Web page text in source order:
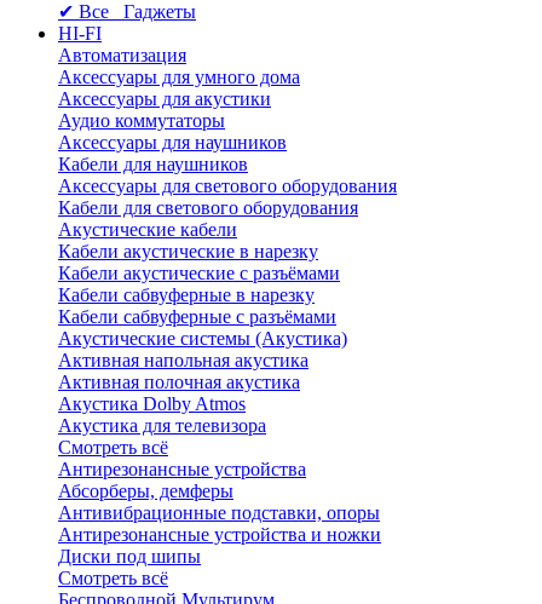
✔ Все Гаджеты
HI-FI
Автоматизация
Аксессуары для умного дома
Аксессуары для акустики
Аудио коммутаторы
Аксессуары для наушников
Кабели для наушников
Аксессуары для светового оборудования
Кабели для светового оборудования
Акустические кабели
Кабели акустические в нарезку
Кабели акустические с разъёмами
Кабели сабвуферные в нарезку
Кабели сабвуферные с разъёмами
Акустические системы (Акустика)
Активная напольная акустика
Активная полочная акустика
Акустика Dolby Atmos
Акустика для телевизора
Смотреть всё
Антирезонансные устройства
Абсорберы, демферы
Антивибрационные подставки, опоры
Антирезонансные устройства и ножки
Диски под шипы
Смотреть всё
Беспроводной Мультирум